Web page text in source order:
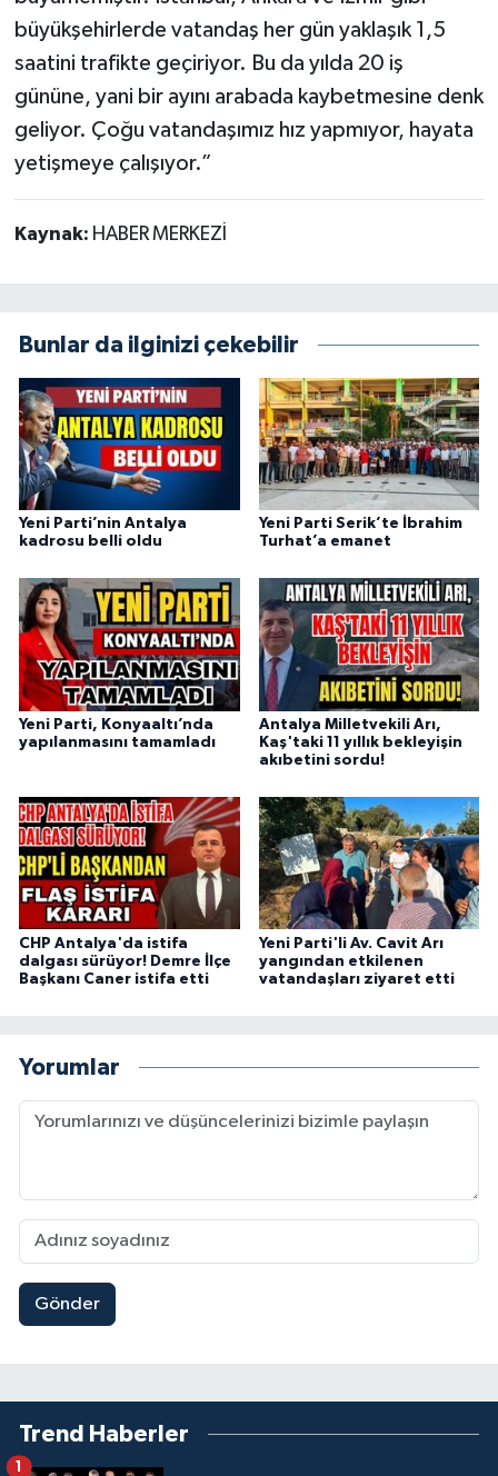
büyükşehirlerde vatandaş her gün yaklaşık 1,5
saatini trafikte geçiriyor. Bu da yılda 20 iş
gününe, yani bir ayını arabada kaybetmesine denk
geliyor. Çoğu vatandaşımız hız yapmıyor, hayata
yetişmeye çalışıyor.”
Kaynak: HABER MERKEZİ
Bunlar da ilginizi çekebilir
Yeni Parti’nin Antalya
kadrosu belli oldu
Yeni Parti Serik’te İbrahim
Turhat’a emanet
Yeni Parti, Konyaaltı’nda
yapılanmasını tamamladı
Antalya Milletvekili Arı,
Kaş'taki 11 yıllık bekleyişin
akıbetini sordu!
CHP Antalya'da istifa
dalgası sürüyor! Demre İlçe
Başkanı Caner istifa etti
Yeni Parti'li Av. Cavit Arı
yangından etkilenen
vatandaşları ziyaret etti
Yorumlar
Gönder
Trend Haberler
1